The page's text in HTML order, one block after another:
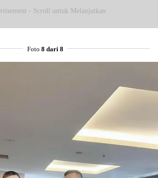
- Scroll untuk Melanjutkan
Foto 8 dari 8